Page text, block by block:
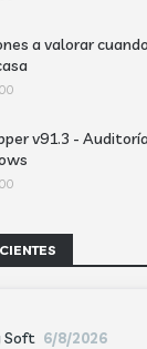
a valorar
v91.3 -
Soft 6/8/2026